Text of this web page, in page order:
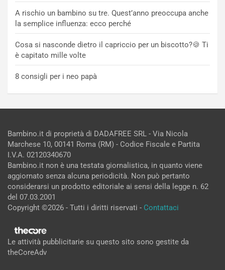
A rischio un bambino su tre. Quest’anno preoccupa anche
la semplice influenza: ecco perché
Cosa si nasconde dietro il capriccio per un biscotto?🍪 Ti
è capitato mille volte
8 consigli per i neo papà
Bambino.it di proprietà di DADAFREE SRL - Via Nicola
Marchese 10, 00141 Roma (RM) - Codice Fiscale e Partita
I.V.A. 02120340670
Bambino.it non è una testata giornalistica, in quanto viene
aggiornato senza alcuna periodicità. Non può pertanto
considerarsi un prodotto editoriale ai sensi della legge n. 62
del 07.03.2001
Copyright ©2026 - Tutti i diritti riservati - Contattaci
Le attività pubblicitarie su questo sito sono gestite da
theCoreAdv